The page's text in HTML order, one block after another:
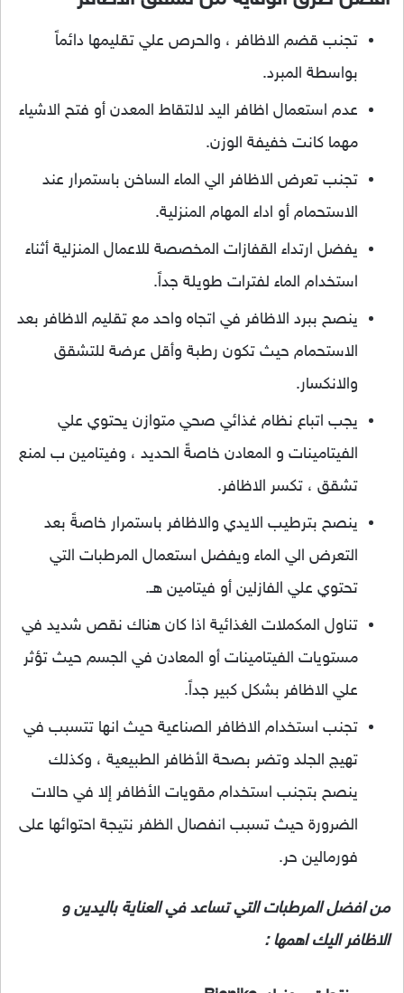
تجنب قضم الاظافر ، والحرص علي تقليمها دائماً
بواسطة المبرد.
عدم استعمال اظافر اليد لالتقاط المعدن أو فتح الاشياء
مهما كانت خفيفة الوزن.
تجنب تعرض الاظافر الي الماء الساخن باستمرار عند
الاستحمام أو اداء المهام المنزلية.
يفضل ارتداء القفازات المخصصة للاعمال المنزلية أثناء
استخدام الماء لفترات طويلة جداً.
ينصح ببرد الاظافر في اتجاه واحد مع تقليم الاظافر بعد
الاستحمام حيث تكون رطبة وأقل عرضة للتشقق
والانكسار.
يجب اتباع نظام غذائي صحي متوازن يحتوي علي
الفيتامينات و المعادن خاصةً الحديد ، وفيتامين ب لمنع
تشقق ، تكسر الاظافر.
ينصح بترطيب الايدي والاظافر باستمرار خاصةً بعد
التعرض الي الماء ويفضل استعمال المرطبات التي
تحتوي علي الفازلين أو فيتامين هـ.
تناول المكملات الغذائية اذا كان هناك نقص شديد في
مستويات الفيتامينات أو المعادن في الجسم حيث تؤثر
علي الاظافر بشكل كبير جداً.
تجنب استخدام الاظافر الصناعية حيث انها تتسبب في
تهيج الجلد وتضر بصحة الأظافر الطبيعية ، وكذلك
ينصح بتجنب استخدام مقويات الأظافر إلا في حالات
الضرورة حيث تسبب انفصال الظفر نتيجة احتوائها على
فورمالين حر.
من افضل المرطبات التي تساعد في العناية باليدين و
الاظافر اليك اهمها :